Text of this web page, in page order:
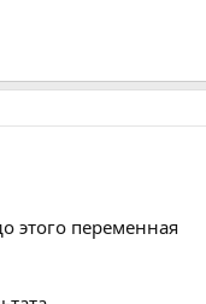
этого переменная